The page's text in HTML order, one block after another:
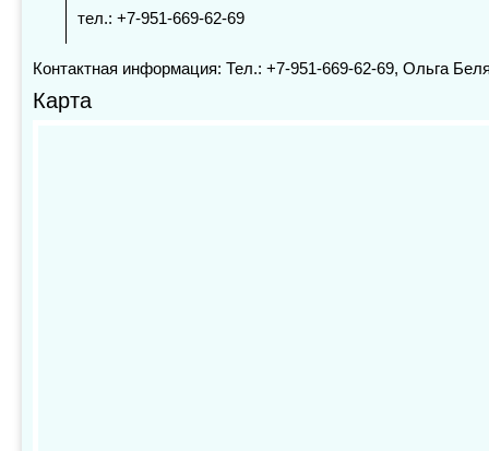
тел.: +7-951-669-62-69
Контактная информация: Тел.: +7-951-669-62-69, Ольга
Карта